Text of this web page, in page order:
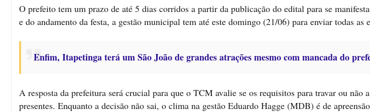
O prefeito tem um prazo de até 5 dias corridos a partir da publicação do edital para se
e do andamento da festa, a gestão municipal tem até este domingo (21/06) para enviar todas as
Enfim, Itapetinga terá um São João de grandes atrações mesmo com mancada do
A resposta da prefeitura será crucial para que o TCM avalie se os requisitos para travar ou não
presentes. Enquanto a decisão não sai, o clima na gestão Eduardo Hagge (MDB) é de